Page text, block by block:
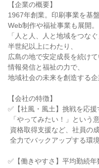
【企業の概要】
1967年創業。印刷事業を基
Web制作や福祉事業も展開。
「人と人、人と地域をつな
半世紀以上にわたり、
広島の地で安定成長を続けて
情報発信と福祉の力で、
地域社会の未来を創造する企
【会社の特徴】
✅【社風・風土】挑戦を応
✅【働きやすさ】平均勤続年